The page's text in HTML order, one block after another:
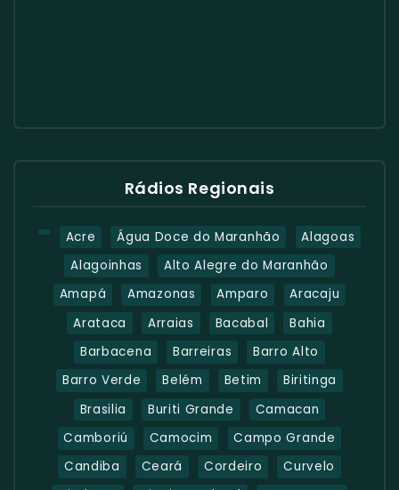
Rádios Regionais
Acre Água Doce do Maranhão
Alagoas
Alagoinhas
Alto Alegre do Maranhão
Amapá
Amazonas Amparo
Aracaju
Arataca
Arraias Bacabal
Bahia
Barbacena
Barreiras
Barro Alto
Barro Verde
Belém Betim
Biritinga
Brasilia
Buriti Grande
Camacan
Camboriú
Camocim
Campo Grande
Candiba
Ceará Cordeiro
Curvelo